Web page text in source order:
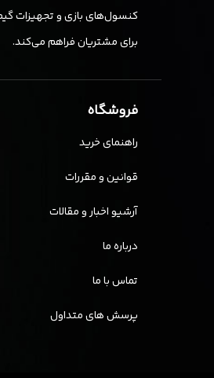
کنسول‌های بازی و تجهیزات
برای مشتریان فراهم می‌کند.
فروشگاه
راهنمای خرید
قوانین و مقررات
آرشیو اخبار و مقالات
درباره ما
تماس با ما
پرسش های متداول